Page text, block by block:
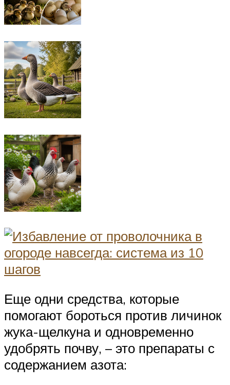
Еще одни средства, которые
помогают бороться против личинок
жука-щелкуна и одновременно
удобрять почву, – это препараты с
содержанием азота: